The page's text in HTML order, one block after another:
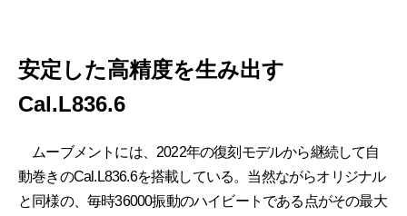
安定した高精度を生み出す
Cal.L836.6
ムーブメントには、2022年の復刻モデルから継続して自
動巻きのCal.L836.6を搭載している。当然ながらオリジナル
と同様の、毎時36000振動のハイビートである点がその最大